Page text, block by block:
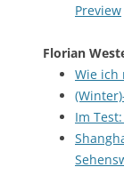
Preview
Florian
Wie ich
Im